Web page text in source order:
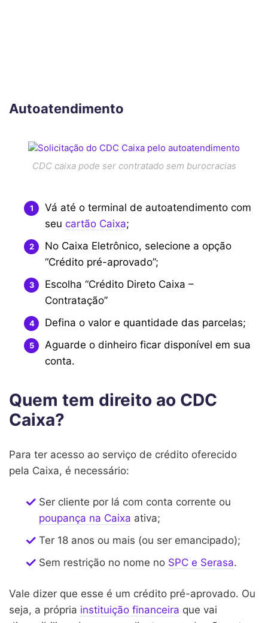
Autoatendimento
CDC caixa pode ser contratado sem burocracias
Vá até o terminal de autoatendimento com
seu cartão Caixa;
No Caixa Eletrônico, selecione a opção
“Crédito pré-aprovado”;
Escolha “Crédito Direto Caixa –
Contratação”
Defina o valor e quantidade das parcelas;
Aguarde o dinheiro ficar disponível em sua
conta.
Quem tem direito ao CDC
Caixa?
Para ter acesso ao serviço de crédito oferecido
pela Caixa, é necessário:
Ser cliente por lá com conta corrente ou
poupança na Caixa ativa;
Ter 18 anos ou mais (ou ser emancipado);
Sem restrição no nome no SPC e Serasa.
Vale dizer que esse é um crédito pré-aprovado. Ou
seja, a própria instituição financeira que vai